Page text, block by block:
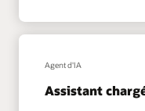
Agent d'IA
Assistant